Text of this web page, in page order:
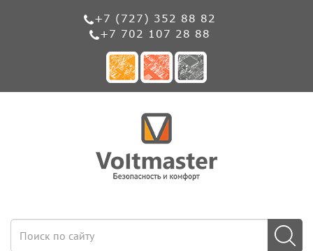
+7 (727) 352 88 82
+7 702 107 28 88